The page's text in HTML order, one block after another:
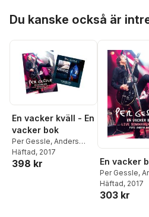
Du kanske också är
En vacker kväll - En
vacker bok
Per Gessle, Anders
Roos
Häftad, 2017
398 kr En vacker
Per Gessle,
Roos
Häftad, 2017
303 kr